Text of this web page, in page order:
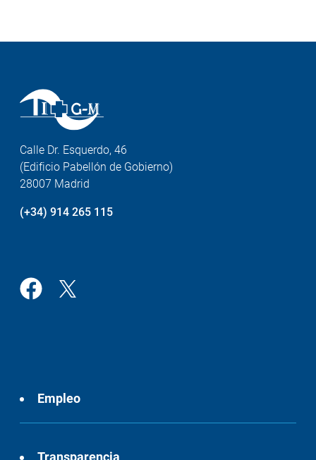
Calle Dr. Esquerdo, 46
(Edificio Pabellón de Gobierno)
28007 Madrid
(+34) 914 265 115
Empleo
Transparencia